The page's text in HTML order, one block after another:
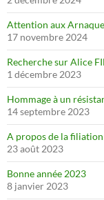
Attention aux
17 novembre 2024
Recherche sur Alice
1 décembre 2023
Hommage à un
14 septembre 2023
A propos de la filiation
23 août 2023
Bonne année 2023
8 janvier 2023